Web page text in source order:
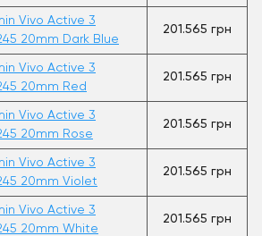
Vivo Active 3
20mm Dark Blue
201.565 грн
Vivo Active 3
20mm Red
201.565 грн
Vivo Active 3
20mm Rose
201.565 грн
Vivo Active 3
20mm Violet
201.565 грн
Vivo Active 3
20mm White
201.565 грн